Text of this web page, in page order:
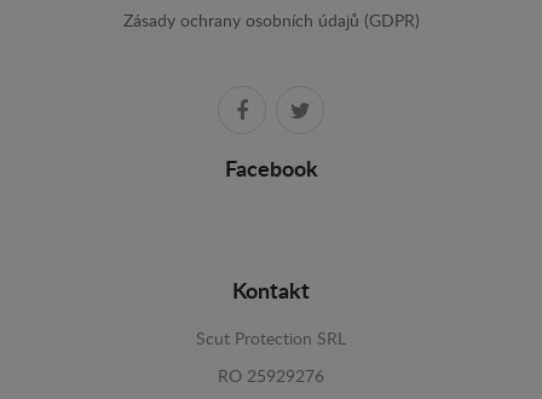
Zásady ochrany osobních údajů (GDPR)
Facebook
Kontakt
Scut Protection SRL
RO 25929276